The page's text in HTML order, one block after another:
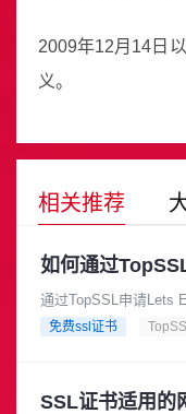
2009年12月14日
义。
相关推荐
通过TopSSL申请Lets
需要注意的是前提您
免费ssl证书
SSL证书适用的